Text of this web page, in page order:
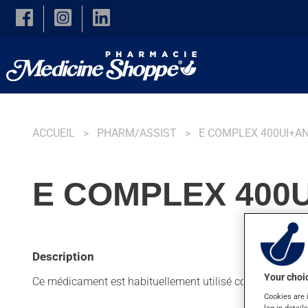
Skip to main content
ACCUEIL PHARM/ASSIST E COMPLEX
E COMPLEX
Description
Ce médicament est habituellement utilisé commeYour
Cookies are